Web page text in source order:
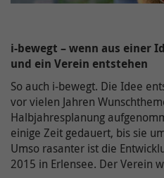
i-bewegt – wenn aus einer
und ein Verein entstehen
So auch i-bewegt. Die Idee
vor vielen Jahren
Halbjahresplanung
einige Zeit gedauert, bis sie
Umso rasanter ist die
2015 in Erlensee. Der Verein